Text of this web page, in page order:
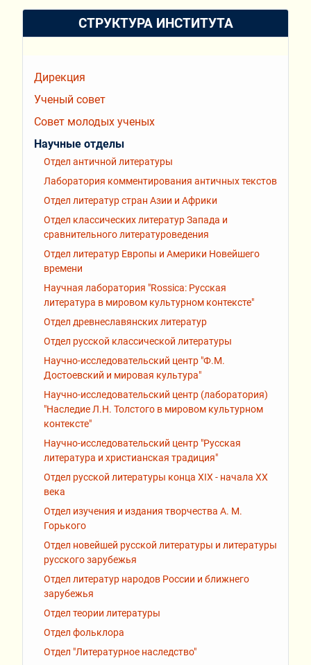
СТРУКТУРА ИНСТИТУТА
Дирекция
Ученый совет
Совет молодых ученых
Научные отделы
Отдел античной литературы
Лаборатория комментирования античных текстов
Отдел литератур стран Азии и Африки
Отдел классических литератур Запада и
сравнительного литературоведения
Отдел литератур Европы и Америки Новейшего
времени
Научная лаборатория "Rossiсa: Русская
литература в мировом культурном контексте"
Отдел древнеславянских литератур
Отдел русской классической литературы
Научно-исследовательский центр "Ф.М.
Достоевский и мировая культура"
Научно-исследовательский центр (лаборатория)
"Наследие Л.Н. Толстого в мировом культурном
контексте"
Научно-исследовательский центр "Русская
литература и христианская традиция"
Отдел русской литературы конца XIX - начала XX
века
Отдел изучения и издания творчества А. М.
Горького
Отдел новейшей русской литературы и литературы
русского зарубежья
Отдел литератур народов России и ближнего
зарубежья
Отдел теории литературы
Отдел фольклора
Отдел "Литературное наследство"